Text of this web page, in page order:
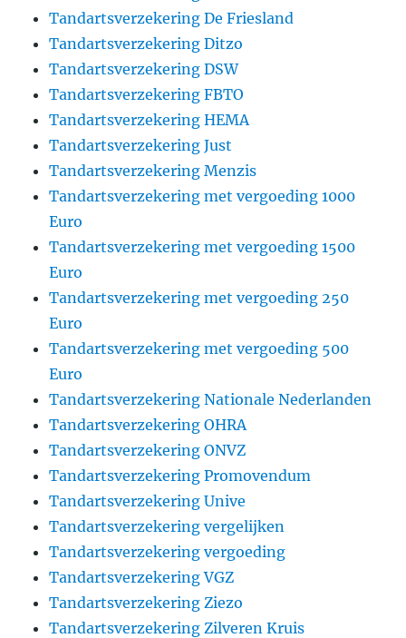
Tandartsverzekering De Friesland
Tandartsverzekering Ditzo
Tandartsverzekering DSW
Tandartsverzekering FBTO
Tandartsverzekering HEMA
Tandartsverzekering Just
Tandartsverzekering Menzis
Tandartsverzekering met vergoeding 1000
Euro
Tandartsverzekering met vergoeding 1500
Euro
Tandartsverzekering met vergoeding 250
Euro
Tandartsverzekering met vergoeding 500
Euro
Tandartsverzekering Nationale Nederlanden
Tandartsverzekering OHRA
Tandartsverzekering ONVZ
Tandartsverzekering Promovendum
Tandartsverzekering Unive
Tandartsverzekering vergelijken
Tandartsverzekering vergoeding
Tandartsverzekering VGZ
Tandartsverzekering Ziezo
Tandartsverzekering Zilveren Kruis